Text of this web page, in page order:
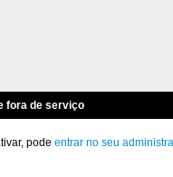
fora de serviço
pode entrar no seu